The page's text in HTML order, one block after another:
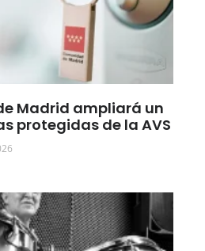
Madrid ampliará un
protegidas de la AVS